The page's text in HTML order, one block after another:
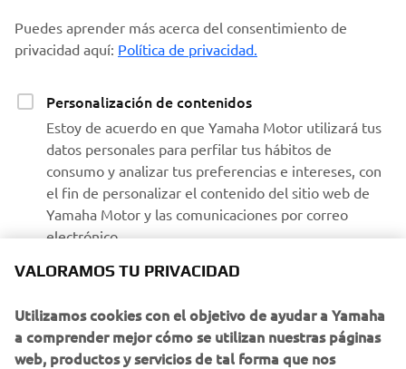
Puedes aprender más acerca del consentimiento de
privacidad aquí: Política de privacidad.
Personalización de contenidos
Estoy de acuerdo en que Yamaha Motor utilizará tus
datos personales para perfilar tus hábitos de
consumo y analizar tus preferencias e intereses, con
el fin de personalizar el contenido del sitio web de
Yamaha Motor y las comunicaciones por correo
electrónico.
Estoy de acuerdo en que se procesarán tus datos para
fines de marketing directo, incluyendo el envío de
información sobre productos y servicios, la
VALORAMOS TU PRIVACIDAD
Utilizamos cookies con el objetivo de ayudar a Yamaha
a comprender mejor cómo se utilizan nuestras páginas
web, productos y servicios de tal forma que nos